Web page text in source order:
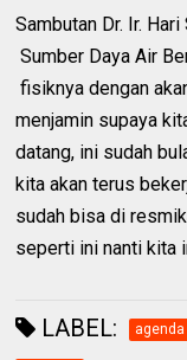
Sambutan Dr. Ir.
Sumber Daya Air
fisiknya dengan
menjamin supaya
datang, ini sudah
kita akan terus
sudah bisa di
seperti ini nanti kita
LABEL: agenda